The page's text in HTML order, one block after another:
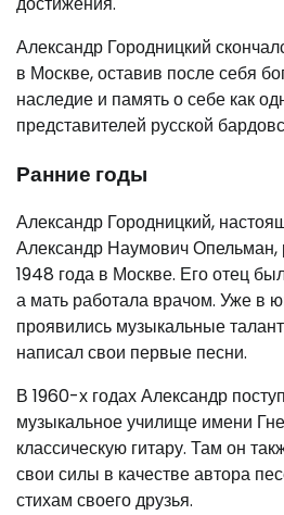
Александр Городницкий
в Москве, оставив после себя
наследие и память о себе как
представителей русской
Ранние годы
Александр Городницкий,
Александр Наумович Опельман,
1948 года в Москве. Его отец
а мать работала врачом. Уже в
проявились музыкальные
написал свои первые песни.
В 1960-х годах Александр
музыкальное училище имени
классическую гитару. Там он
свои силы в качестве автора
стихам своего друзья.